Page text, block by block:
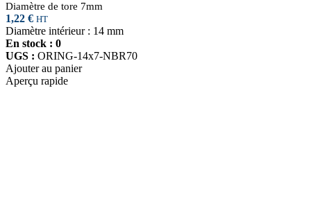
Diamètre de tore 7mm
1,22 € HT
Diamètre intérieur : 14 mm
En stock : 0
UGS : ORING-14x7-NBR70
Ajouter au panier
Aperçu rapide